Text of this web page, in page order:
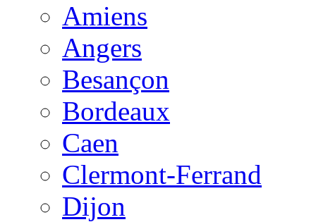
Amiens
Angers
Besançon
Bordeaux
Caen
Clermont-Ferrand
Dijon